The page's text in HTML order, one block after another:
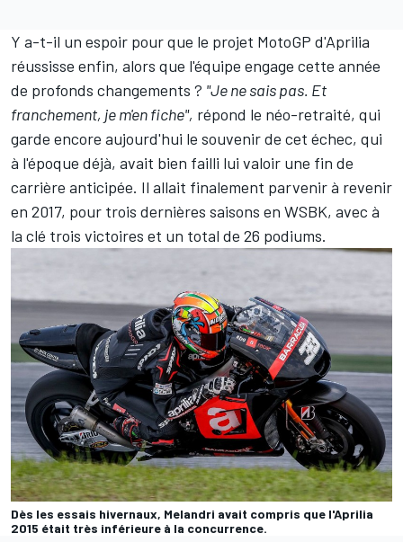
Y a-t-il un espoir pour que le projet MotoGP d'Aprilia
réussisse enfin, alors que l'équipe engage cette année
de profonds changements ? "Je ne sais pas. Et
franchement, je m'en fiche", répond le néo-retraité, qui
garde encore aujourd'hui le souvenir de cet échec, qui
à l'époque déjà, avait bien failli lui valoir une fin de
carrière anticipée. Il allait finalement parvenir à revenir
en 2017, pour trois dernières saisons en WSBK, avec à
la clé trois victoires et un total de 26 podiums.
Dès les essais hivernaux, Melandri avait compris que l'Aprilia
2015 était très inférieure à la concurrence.